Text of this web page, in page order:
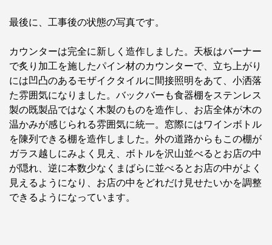
最後に、工事後の状態の写真です。
カウンターは完全に新しく造作しました。天板はバーナー
で炙り加工を施したパイン材のカウンターで、立ち上がり
には凹凸のあるモザイクタイルに間接照明をあて、小洒落
た雰囲気になりました。バックバーも食器棚をステンレス
製の既製品ではなく木製のものを造作し、お店全体が木の
温かみが感じられる雰囲気に統一。窓際にはワインボトル
を陳列できる棚を造作しました。外の道路からもこの棚が
ガラス越しにみよく見え、ボトルを沢山並べるとお店の中
が隠れ、逆に本数少なくまばらに並べるとお店の中がよく
見えるようになり、お店の中をどれだけ見せたいかを調整
できるようになっています。